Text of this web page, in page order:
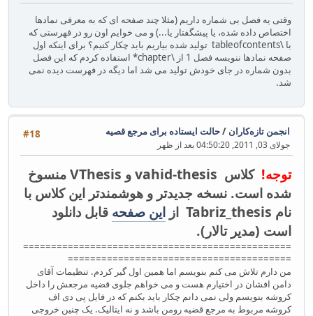
وقتی یه فصل بی شماره داریم (مثلا چند صفحه ای که به معرفی نمادها
اختصاص داده شده، یا پیشگفتار یا...) و می خوایم اون رو در فهرستی که
با \tableofcontents تولید شده بیاریم باید چکار کنیم؟ برای اینکه اول
صفحه نمادها ننویسه فصل 1 از \chapter* استفاده کردم که این فصل
بدون شماره در جای خودش تولید می شد اما دیگه در فهرست دیده نمی
شد.
#18 انجمن تازه‌کاران /حالت ایستاده برای مرجع قصیه
جولای 03, 2011, 04:50:20 بعد از ظهر
توجه!
کلاس vahid-thesis و VThesis منسوخ
شده است. نسخه جدیدتر و هوشمندتر این کلاس با
نام Tabriz_thesis از
این صفحه قابل دانلود
است (مدیر تالار).
================================================
========================‎=‎===============
من دارم تلاش می کنم بنویسم اما همین اول گیر کردم. تنظیمات آقای
دامن افشان در اختیارم هست و می خواهم جلوی قضیه مرجعش را داخل
کروشه بنویسم ولی نمی دانم چکار باید بکنم که در فایل پی دی اف
کروشه مربوط به مرجع قضیه رومن باشد و نه ایتالیک. یک چنین خروجی